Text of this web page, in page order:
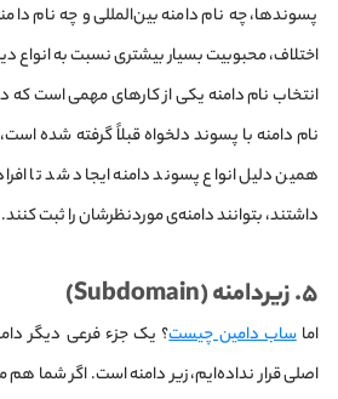
پسوندها، چه نام دامنه بین‌المللی و چه نام
اختلاف، محبوبیت بسیار بیشتری نسبت به انواع
انتخاب نام دامنه یکی از کارهای مهمی است که
نام دامنه با پسوند دلخواه قبلاً گرفته شده
همین دلیل انواع پسوند دامنه ایجاد شد تا
داشتند، بتوانند دامنه‌ی موردنظرشان را ثبت کنند.
۵. زیردامنه (Subdomain)
اماساب دامین چیست؟ یک جزء فرعی دیگر
اصلی قرار نداده‌ایم، زیر دامنه است. اگر شما هم